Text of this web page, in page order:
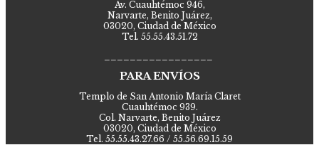
Av. Cuauhtémoc 946,
Narvarte, Benito Juárez,
03020, Ciudad de México
Tel. 55.55.43.51.72
PARA ENVÍOS
Templo de San Antonio María Claret
Cuauhtémoc 939.
Col. Narvarte, Benito Juárez
03020, Ciudad de México
Tel. 55.55.43.27.66 / 55.56.69.15.59